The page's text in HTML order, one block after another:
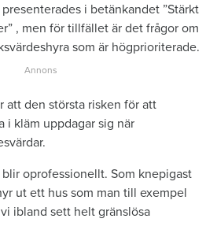
i betänkandet ”Stärkt
, men för tillfället är det frågor om
som är högprioriterade.
att den största risken för att
i kläm uppdagar sig när
oprofessionellt. Som knepigast
ut ett hus som man till exempel
ibland sett helt gränslösa